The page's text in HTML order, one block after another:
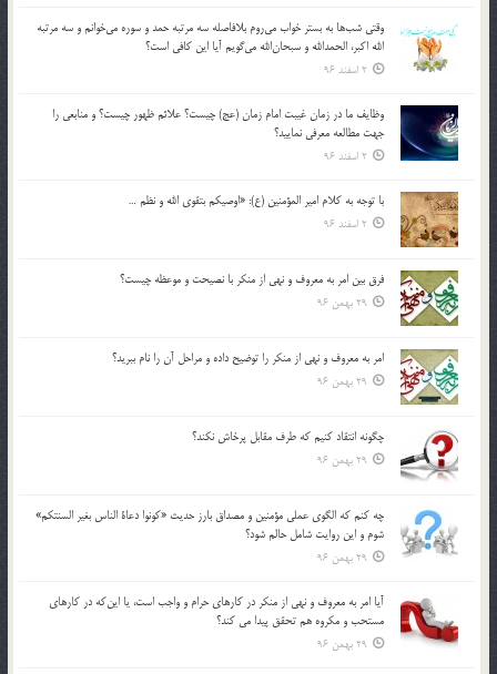
وقتي شب‌ها به بستر خواب مي‌روم بلافاصله سه مرتبه حمد و سوره مي‌خوانم و سه مرتبه
الله اكبر، الحمدالله و سبحان‌الله مي‌گويم آيا اين كافي است؟
2 اسفند 96
وظايف ما در زمان غيبت امام زمان (عج) چيست؟ علائم ظهور چيست؟ و منابعي را
جهت مطالعه معرفي نماييد؟
2 اسفند 96
با توجه به كلام امير المؤمنين (ع): «اوصيكم بتقوي الله و نظم …
2 اسفند 96
فرق بين امر به معروف و نهي از منكر با نصيحت و موعظه چيست؟
29 بهمن 96
امر به معروف و نهي از منكر را توضيح داده و مراحل آن را نام ببريد؟
29 بهمن 96
چگونه انتقاد كنيم كه طرف مقابل پرخاش نكند؟
29 بهمن 96
چه كنم كه الگوي عملي مؤمنين و مصداق بارز حديث «كونوا دعاة الناس بغير السنتكم»
شوم و اين روايت شامل حالم شود؟
29 بهمن 96
آيا امر به معروف و نهي از منكر در كارهاي حرام و واجب است، يا اين‌كه در كارهاي
مستحب و مكروه هم تحقق پيدا مي كند؟
29 بهمن 96